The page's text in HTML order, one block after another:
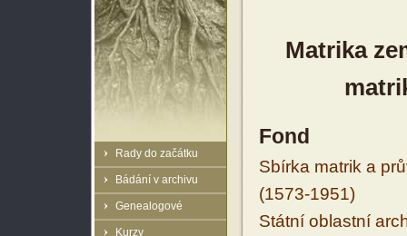
Rady do začátku
Bádání v archivu
Genealogové
Kurzy
Matrika
Fond
Sbírka matrik a
(1573-1951)
Státní oblastní